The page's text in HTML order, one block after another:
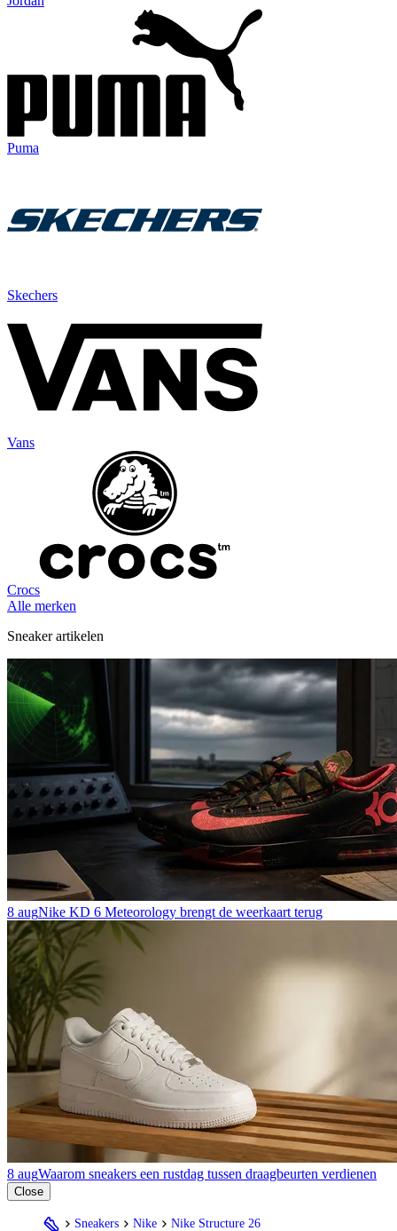
Puma
Skechers
Vans
Crocs
Alle merken
Sneaker artikelen
8 augNike KD 6 Meteorology brengt de weerkaart terug
8 augWaarom sneakers een rustdag tussen draagbeurten verdienen
Close
Sneakers Nike Nike Structure 26